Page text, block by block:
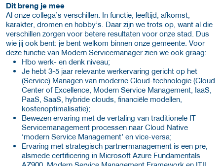
Dit breng je mee
Al onze collega’s verschillen. In functie, leeftijd, afkomst,
karakter, dromen en hobby’s. Daar zijn we trots op, want al die
verschillen zorgen voor betere resultaten voor onze stad. Dus
wie jij ook bent: je bent welkom binnen onze gemeente. Voor
deze functie van Modern Servicemanager zien we ook graag:
Hbo werk- en denk niveau;
Je hebt 3-5 jaar relevante werkervaring gericht op het
(Service) Managen van moderne Cloud-technologie (Cloud
Center of Excellence, Modern Service Management, IaaS,
PaaS, SaaS, hybride clouds, financiële modellen,
kostenoptimalisatie);
Bewezen ervaring met de vertaling van traditionele IT
Servicemanagement processen naar Cloud Native
‘modern Service Management’ en vice-versa;
Ervaring met strategisch partnermanagement is een pre,
alsmede certificering in Microsoft Azure Fundamentals